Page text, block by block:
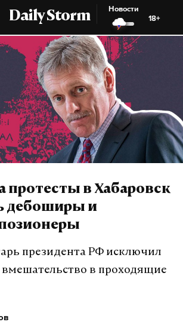
Daily Storm
Новости
18+
протесты в Хабаровск
дебоширы и
президента РФ исключил
в проходящие